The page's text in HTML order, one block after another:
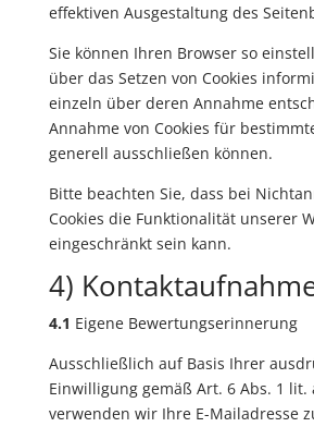
effektiven Ausgestaltung des
Sie können Ihren Browser so
über das Setzen von Cookies
einzeln über deren Annahme
Annahme von Cookies für
generell ausschließen können.
Bitte beachten Sie, dass bei
Cookies die Funktionalität unserer
eingeschränkt sein kann.
4)
4.1 Eigene Bewertungserinnerung
Ausschließlich auf Basis Ihrer
Einwilligung gemäß Art. 6 Abs. 1 lit.
verwenden wir Ihre E-Mailadresse